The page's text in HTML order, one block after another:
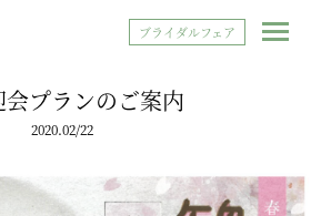
ブライダルフェア
プランのご案内
2020.02/22